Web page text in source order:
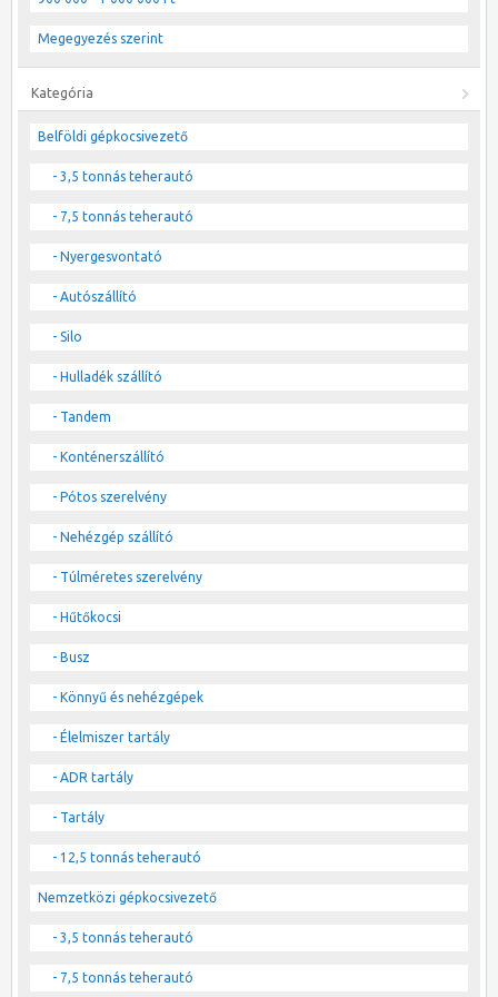
Megegyezés szerint
Kategória
Belföldi gépkocsivezető
- 3,5 tonnás teherautó
- 7,5 tonnás teherautó
- Nyergesvontató
- Autószállító
- Silo
- Hulladék szállító
- Tandem
- Konténerszállító
- Pótos szerelvény
- Nehézgép szállító
- Túlméretes szerelvény
- Hűtőkocsi
- Busz
- Könnyű és nehézgépek
- Élelmiszer tartály
- ADR tartály
- Tartály
- 12,5 tonnás teherautó
Nemzetközi gépkocsivezető
- 3,5 tonnás teherautó
- 7,5 tonnás teherautó